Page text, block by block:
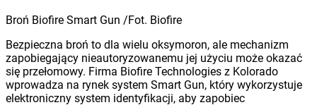
Broń Biofire Smart Gun /Fot. Biofire
Bezpieczna broń to dla wielu oksymoron, ale mechanizm
zapobiegający nieautoryzowanemu jej użyciu może okazać
się przełomowy. Firma Biofire Technologies z Kolorado
wprowadza na rynek system Smart Gun, który wykorzystuje
elektroniczny system identyfikacji, aby zapobiec